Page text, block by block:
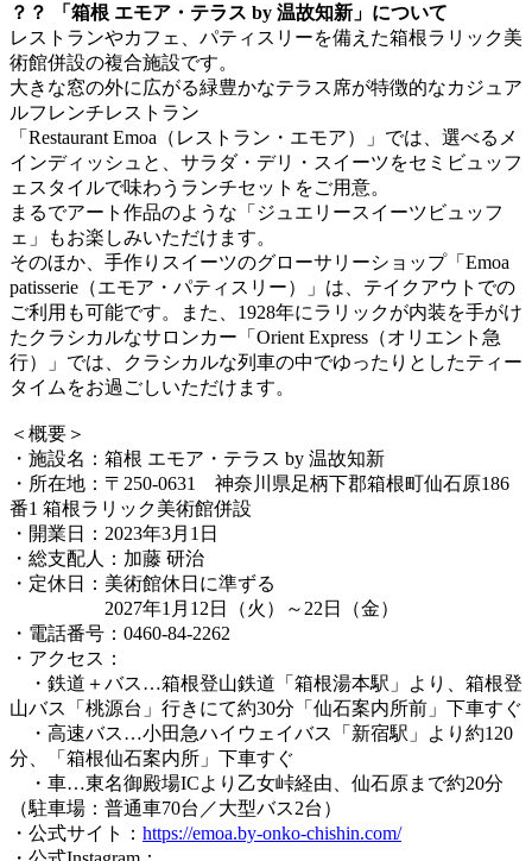
？？ 「箱根 エモア・テラス by 温故知新」について
レストランやカフェ、パティスリーを備えた箱根ラリック美
術館併設の複合施設です。
大きな窓の外に広がる緑豊かなテラス席が特徴的なカジュア
ルフレンチレストラン
「Restaurant Emoa（レストラン・エモア）」では、選べるメ
インディッシュと、サラダ・デリ・スイーツをセミビュッフ
ェスタイルで味わうランチセットをご用意。
まるでアート作品のような「ジュエリースイーツビュッフ
ェ」もお楽しみいただけます。
そのほか、手作りスイーツのグローサリーショップ「Emoa
patisserie（エモア・パティスリー）」は、テイクアウトでの
ご利用も可能です。また、1928年にラリックが内装を手がけ
たクラシカルなサロンカー「Orient Express（オリエント急
行）」では、クラシカルな列車の中でゆったりとしたティー
タイムをお過ごしいただけます。
＜概要＞
・施設名：箱根 エモア・テラス by 温故知新
・所在地：〒250-0631 神奈川県足柄下郡箱根町仙石原186
番1 箱根ラリック美術館併設
・開業日：2023年3月1日
・総支配人：加藤 研治
・定休日：美術館休日に準ずる
2027年1月12日（火）～22日（金）
・電話番号：0460-84-2262
・アクセス：
・鉄道＋バス…箱根登山鉄道「箱根湯本駅」より、箱根登
山バス「桃源台」行きにて約30分「仙石案内所前」下車すぐ
・高速バス…小田急ハイウェイバス「新宿駅」より約120
分、「箱根仙石案内所」下車すぐ
・車…東名御殿場ICより乙女峠経由、仙石原まで約20分
（駐車場：普通車70台／大型バス2台）
・公式サイト： https://emoa.by-onko-chishin.com/